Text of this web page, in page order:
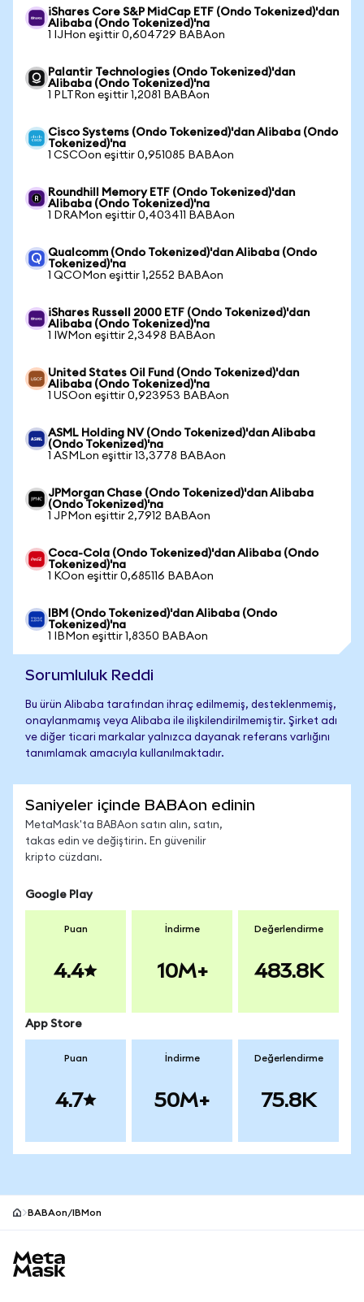
iShares Core S&P MidCap ETF (Ondo Tokenized)'dan
Alibaba (Ondo Tokenized)'na
1 IJHon eşittir 0,604729 BABAon
Palantir Technologies (Ondo Tokenized)'dan
Alibaba (Ondo Tokenized)'na
1 PLTRon eşittir 1,2081 BABAon
Cisco Systems (Ondo Tokenized)'dan Alibaba (Ondo
Tokenized)'na
1 CSCOon eşittir 0,951085 BABAon
Roundhill Memory ETF (Ondo Tokenized)'dan
Alibaba (Ondo Tokenized)'na
1 DRAMon eşittir 0,403411 BABAon
Qualcomm (Ondo Tokenized)'dan Alibaba (Ondo
Tokenized)'na
1 QCOMon eşittir 1,2552 BABAon
iShares Russell 2000 ETF (Ondo Tokenized)'dan
Alibaba (Ondo Tokenized)'na
1 IWMon eşittir 2,3498 BABAon
United States Oil Fund (Ondo Tokenized)'dan
Alibaba (Ondo Tokenized)'na
1 USOon eşittir 0,923953 BABAon
ASML Holding NV (Ondo Tokenized)'dan Alibaba
(Ondo Tokenized)'na
1 ASMLon eşittir 13,3778 BABAon
JPMorgan Chase (Ondo Tokenized)'dan Alibaba
(Ondo Tokenized)'na
1 JPMon eşittir 2,7912 BABAon
Coca-Cola (Ondo Tokenized)'dan Alibaba (Ondo
Tokenized)'na
1 KOon eşittir 0,685116 BABAon
IBM (Ondo Tokenized)'dan Alibaba (Ondo
Tokenized)'na
1 IBMon eşittir 1,8350 BABAon
Sorumluluk Reddi
Bu ürün Alibaba tarafından ihraç edilmemiş, desteklenmemiş,
onaylanmamış veya Alibaba ile ilişkilendirilmemiştir. Şirket adı
ve diğer ticari markalar yalnızca dayanak referans varlığını
tanımlamak amacıyla kullanılmaktadır.
Saniyeler içinde BABAon edinin
MetaMask'ta BABAon satın alın, satın,
takas edin ve değiştirin. En güvenilir
kripto cüzdanı.
Google Play
Puan
4.4
İndirme
10M+
Değerlendirme
483.8K
App Store
Puan
4.7
İndirme
50M+
Değerlendirme
75.8K
BABAon/IBMon